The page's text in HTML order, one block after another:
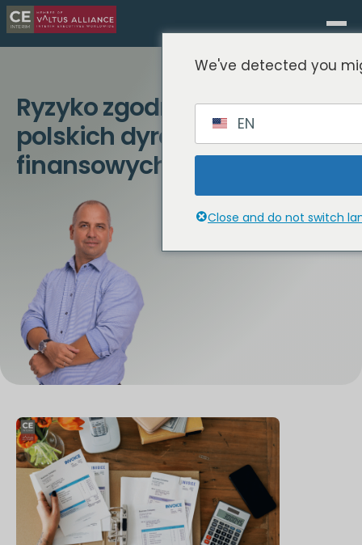
Ryzyko zgodności z KSeF dla
polskich dyrektorów
finansowych w 2026 r.
We've detected you
EN
Close and do not switch